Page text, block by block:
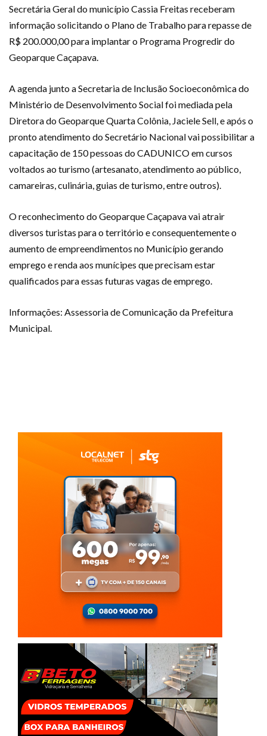
Secretária Geral do município Cassia Freitas receberam
informação solicitando o Plano de Trabalho para repasse de
R$ 200.000,00 para implantar o Programa Progredir do
Geoparque Caçapava.
A agenda junto a Secretaria de Inclusão Socioeconômica do
Ministério de Desenvolvimento Social foi mediada pela
Diretora do Geoparque Quarta Colônia, Jaciele Sell, e após o
pronto atendimento do Secretário Nacional vai possibilitar a
capacitação de 150 pessoas do CADUNICO em cursos
voltados ao turismo (artesanato, atendimento ao público,
camareiras, culinária, guias de turismo, entre outros).
O reconhecimento do Geoparque Caçapava vai atrair
diversos turistas para o território e consequentemente o
aumento de empreendimentos no Município gerando
emprego e renda aos munícipes que precisam estar
qualificados para essas futuras vagas de emprego.
Informações: Assessoria de Comunicação da Prefeitura
Municipal.